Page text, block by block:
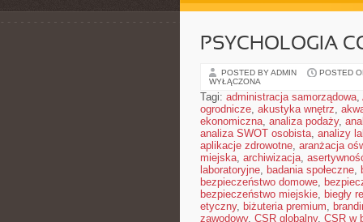
PSYCHOLOGIA
POSTED BY ADMIN POSTED
WYŁĄCZONA
Tagi: administracja samorządowa,
ogrodnicze, akustyka wnętrz,
ekonomiczna, analiza podaży,
analiza SWOT osobista, analizy
aplikacje zdrowotne, aranżacja
miejska, archiwizacja,
laboratoryjne, badania społeczne,
bezpieczeństwo domowe,
bezpieczeństwo miejskie, biegły
etyczny, biżuteria premium,
zawodowy, CSR globalny, CSR w